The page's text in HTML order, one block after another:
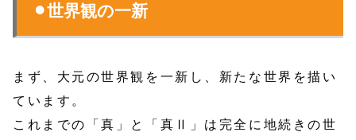
⚫︎世界観の一新
まず、大元の世界観を一新し、新たな世界を描い
ています。
これまでの「真」と「真Ⅱ」は完全に地続きの世